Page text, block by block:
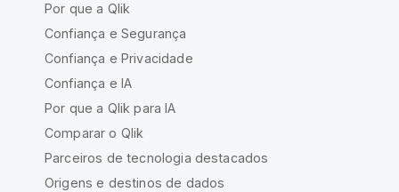
Por que a Qlik
Confiança e Segurança
Confiança e Privacidade
Confiança e IA
Por que a Qlik para IA
Comparar o Qlik
Parceiros de tecnologia destacados
Origens e destinos de dados